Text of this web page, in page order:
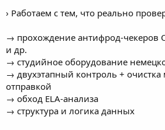
› Работаем с тем, что реально
→ прохождение антифрод-чекеров
и др.
→ студийное оборудование
→ двухэтапный контроль +
отправкой
→ обход ELA-анализа
→ структура и логика данных